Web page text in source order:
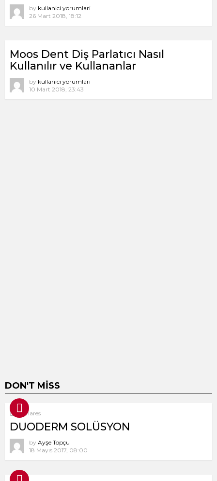
by kullanici yorumlari
26 Mart 2018, 18:12
Moos Dent Diş Parlatıcı Nasıl
Kullanılır ve Kullananlar
by kullanici yorumlari
10 Mart 2018, 23:43
DON'T MISS
8 Shares
DUODERM SOLÜSYON
by Ayşe Topçu
18 Mayıs 2017, 08:00